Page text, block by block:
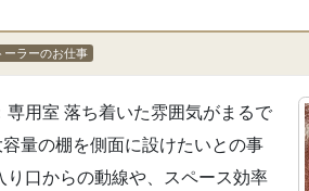
ーラーのお仕事
用室 落ち着いた雰囲気がまるで
量の棚を側面に設けたいとの事
口からの動線や、スペース効率